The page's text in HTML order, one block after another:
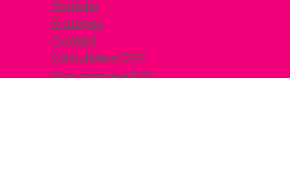
Portfolio
À propos
Contact
Calculateur DTF
Nos marques EPI